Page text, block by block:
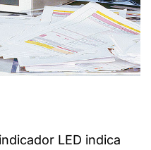
LED indica